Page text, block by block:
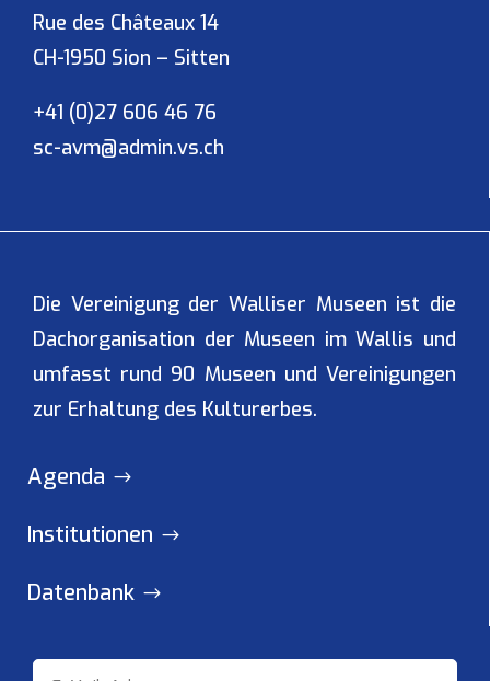
Rue des Châteaux 14
CH-1950 Sion – Sitten
+41 (0)27 606 46 76
sc-avm@admin.vs.ch
Die Vereinigung der Walliser Museen ist die
Dachorganisation der Museen im Wallis und
umfasst rund 90 Museen und Vereinigungen
zur Erhaltung des Kulturerbes.
Agenda
Institutionen
Datenbank